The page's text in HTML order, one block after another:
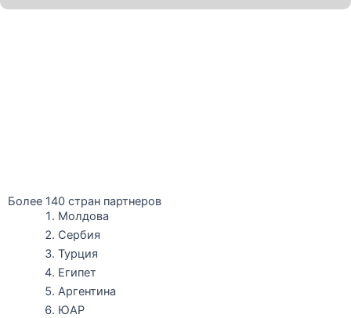
Более 140 стран партнеров
Молдова
Сербия
Турция
Египет
Аргентина
ЮАР